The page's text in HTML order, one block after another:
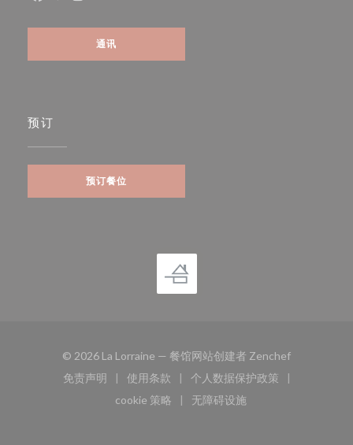
通讯
预订
预订餐位
© 2026 La Lorraine — 餐馆网站创建者 Zenchef((在新窗口
免责声明
((在新窗口中打开))
使用条款
((在新窗口中打开))
个人数据保护政策
((在新窗口中打开))
cookie 策略
((在新窗口中打开))
无障碍设施
((在新窗口中打开))